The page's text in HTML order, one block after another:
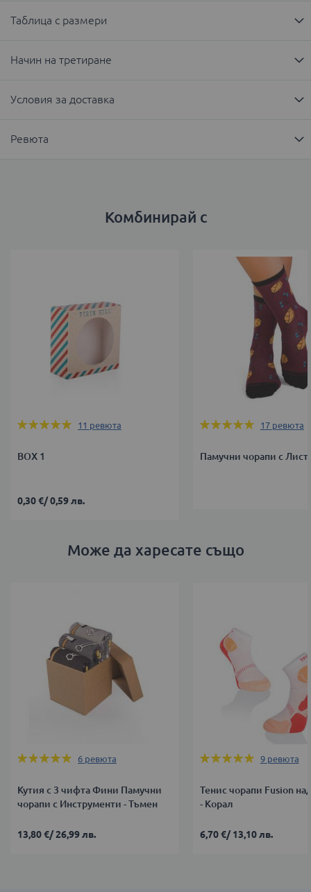
Таблица с размери
Начин на третиране
Условия за доставка
Ревюта
Комбинирай с
Оценка:
11 ревюта
BOX 1
0,30 €/0,59 лв.
Оценка:
17 ревюта
Памучни чорапи с
Може да харесате също
Оценка:
6 ревюта
Кутия с 3 чифта Фини Памучни
чорапи с Инструменти - Тъмен
13,80 €/26,99 лв.
Оценка:
9 ревюта
Тенис чорапи Fusion
- Корал
6,70 €/13,10 лв.